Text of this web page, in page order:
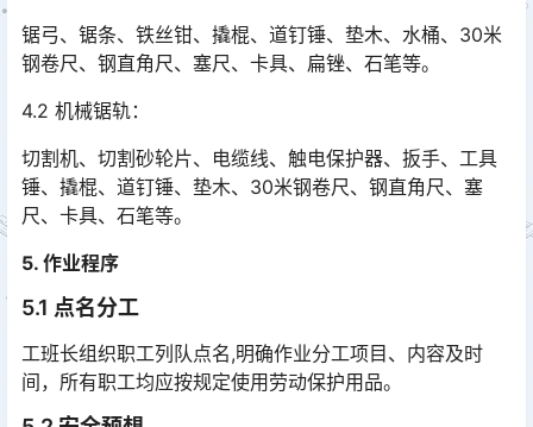
锯弓、锯条、铁丝钳、撬棍、道钉锤、垫木、水桶、30米
钢卷尺、钢直角尺、塞尺、卡具、扁锉、石笔等。
4.2 机械锯轨：
切割机、切割砂轮片、电缆线、触电保护器、扳手、工具
锤、撬棍、道钉锤、垫木、30米钢卷尺、钢直角尺、塞
尺、卡具、石笔等。
5. 作业程序
5.1 点名分工
工班长组织职工列队点名,明确作业分工项目、内容及时
间，所有职工均应按规定使用劳动保护用品。